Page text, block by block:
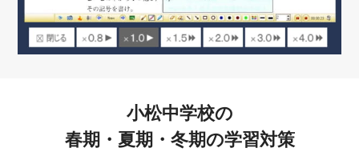
小松中学校の
春期・夏期・冬期の学習対策